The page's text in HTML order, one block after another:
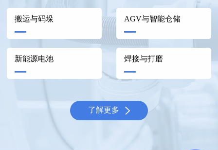
搬运与码垛 AGV与智能仓储
新能源电池 焊接与打磨
了解更多